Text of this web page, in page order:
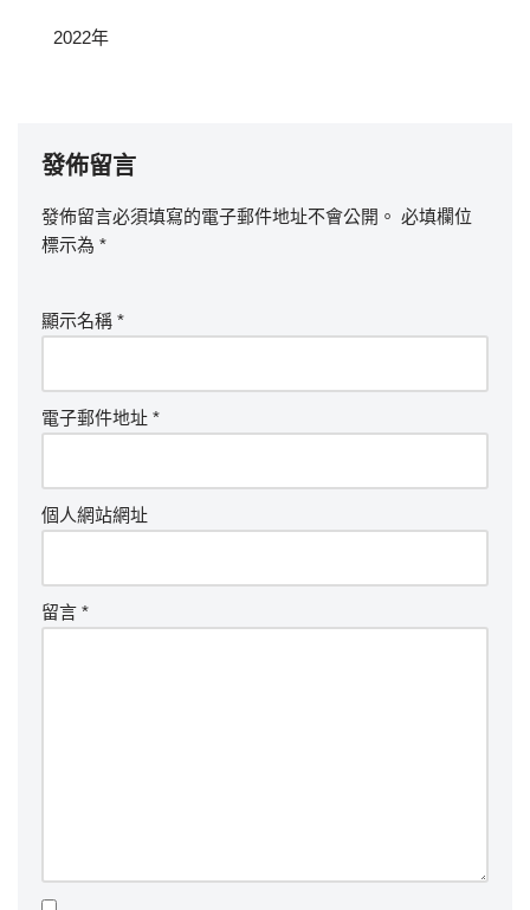
2022年
發佈留言
發佈留言必須填寫的電子郵件地址不會公開。 必填欄位
標示為 *
顯示名稱 *
電子郵件地址 *
個人網站網址
留言 *